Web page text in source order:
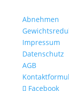
Abnehmen
Impressum
Datenschutz
AGB
Facebook